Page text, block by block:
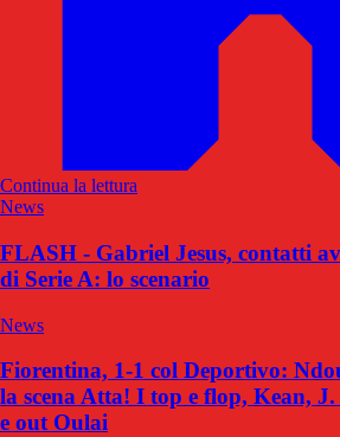
Continua la lettura
News
FLASH - Gabriel Jesus, contatti
di Serie A: lo scenario
News
Fiorentina, 1-1 col Deportivo:
la scena Atta! I top e flop, Kean,
e out Oulai